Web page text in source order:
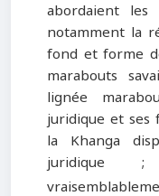
abordaient
notamment la
fond et forme
marabouts
lignée
juridique et ses
la Khanga
juridique